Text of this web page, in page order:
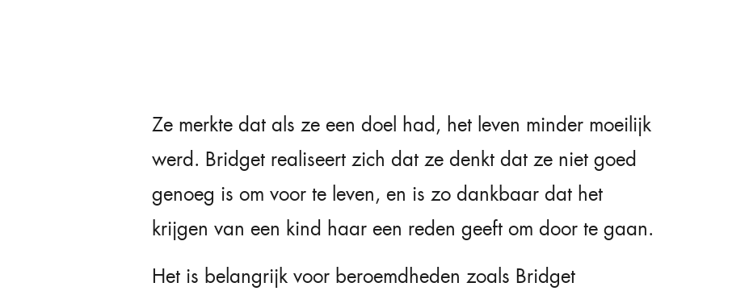
Ze merkte dat als ze een doel had, het leven minder moeilijk
werd. Bridget realiseert zich dat ze denkt dat ze niet goed
genoeg is om voor te leven, en is zo dankbaar dat het
krijgen van een kind haar een reden geeft om door te gaan.
Het is belangrijk voor beroemdheden zoals Bridget